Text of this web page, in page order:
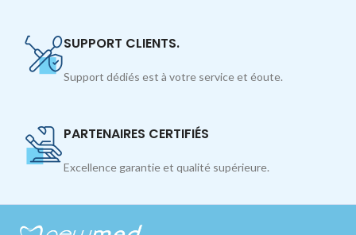
SUPPORT CLIENTS.
Support dédiés est à votre service et éoute.
PARTENAIRES CERTIFIÉS
Excellence garantie et qualité supérieure.